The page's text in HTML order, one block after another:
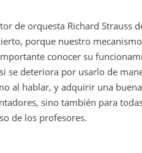
de orquesta Richard Strauss
porque nuestro
conocer su
se deteriora por usarlo de
al hablar, y adquirir una
sino también para
de los profesores.